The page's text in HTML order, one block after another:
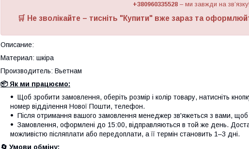
+380960335528 – ми завжди на зв’язку!
🛒 Не зволікайте – тисніть "Купити" вже зараз та
Описание:
Материал: шкіра
Производитель: Вьетнам
📦 Як ми працюємо:
Щоб зробити замовлення, оберіть розмір і колір товару, натисніть
номер відділення Нової Пошти, телефон.
Після отримання вашого замовлення менеджер зв'яжеться з вами, щоб
Замовлення, оформлені до 15:00, відправляються в той же день.
можливістю післяплати або передоплати, а її термін становить 1–3 дні.
🔄 Умови обміну: